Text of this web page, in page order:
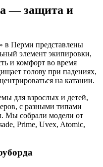
— защита и
в Перми представлены
элемент экипировки,
и комфорт во время
голову при падениях,
на катании.
для взрослых и детей,
с разными типами
Мы собрали модели от
Prime, Uvex, Atomic,